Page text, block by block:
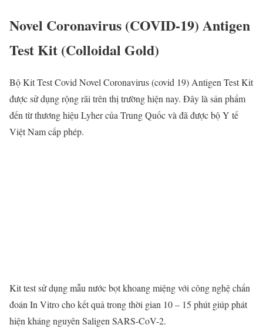
Novel Coronavirus (COVID-19) Antigen
Test Kit (Colloidal Gold)
Bộ Kit Test Covid Novel Coronavirus (covid 19) Antigen Test Kit
được sử dụng rộng rãi trên thị trường hiện nay. Đây là sản phẩm
đến từ thương hiệu Lyher của Trung Quốc và đã được bộ Y tế
Việt Nam cấp phép.
Kit test sử dụng mẫu nước bọt khoang miệng với công nghệ chẩn
đoán In Vitro cho kết quả trong thời gian 10 – 15 phút giúp phát
hiện kháng nguyên Saligen SARS-CoV-2.